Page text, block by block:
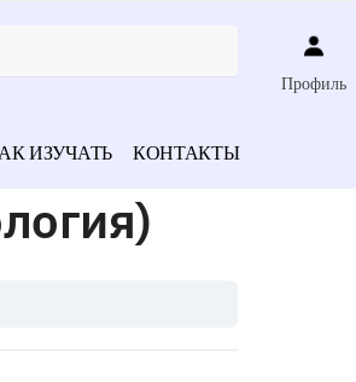
Профиль
ИЗУЧАТЬ КОНТАКТЫ